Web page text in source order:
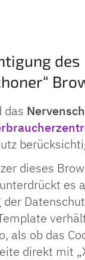
des
das
dieses
es
als ob das
direkt mit